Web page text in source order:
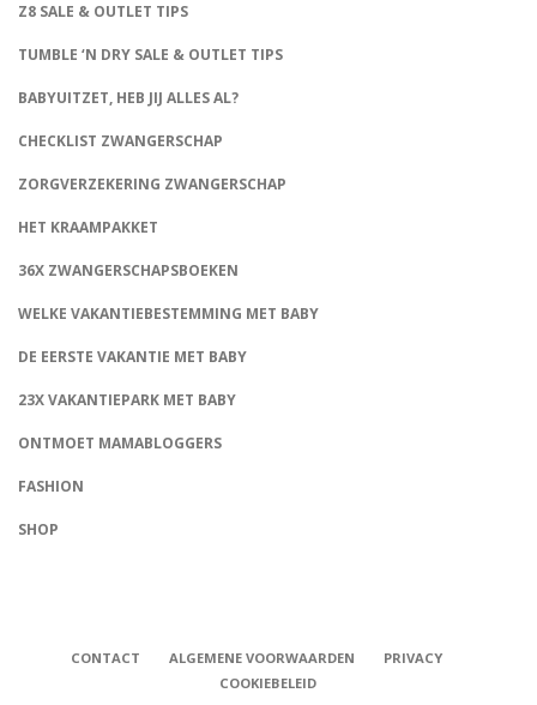
Z8 SALE & OUTLET TIPS
TUMBLE ‘N DRY SALE & OUTLET TIPS
BABYUITZET, HEB JIJ ALLES AL?
CHECKLIST ZWANGERSCHAP
ZORGVERZEKERING ZWANGERSCHAP
HET KRAAMPAKKET
36X ZWANGERSCHAPSBOEKEN
WELKE VAKANTIEBESTEMMING MET BABY
DE EERSTE VAKANTIE MET BABY
23X VAKANTIEPARK MET BABY
ONTMOET MAMABLOGGERS
FASHION
SHOP
CONTACT ALGEMENE VOORWAARDEN
PRIVACY
COOKIEBELEID